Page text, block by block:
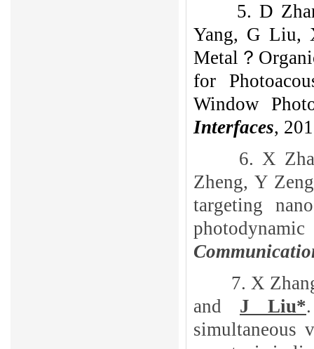
5. D
Yang, G Liu,
Metal？
for
Window
Interfaces,
6. X
Zheng, Y
targeting
7. X
and J Liu*
simultaneous